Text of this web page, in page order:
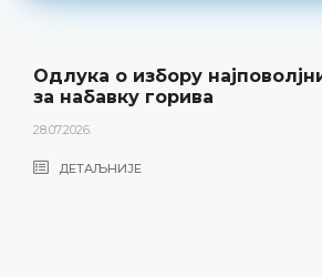
Одлука о избору
за набавку горива
28.07.2026.
ДЕТАЉНИЈЕ